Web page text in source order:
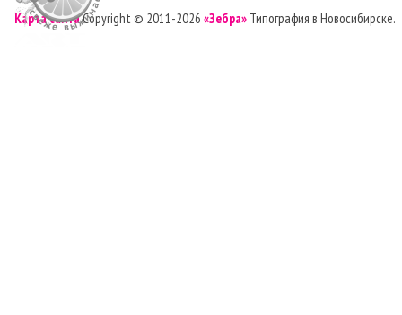
Карта сайтаCopyright © 2011-2026 «Зебра» Типография в Новосибирске.